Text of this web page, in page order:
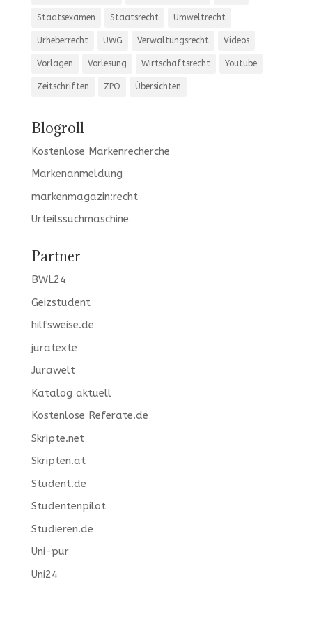
Staatsexamen Staatsrecht Umweltrecht
Urheberrecht UWG Verwaltungsrecht Videos
Vorlagen Vorlesung Wirtschaftsrecht Youtube
Zeitschriften ZPO Übersichten
Blogroll
Kostenlose Markenrecherche
Markenanmeldung
markenmagazin:recht
Urteilssuchmaschine
Partner
BWL24
Geizstudent
hilfsweise.de
juratexte
Jurawelt
Katalog aktuell
Kostenlose Referate.de
Skripte.net
Skripten.at
Student.de
Studentenpilot
Studieren.de
Uni-pur
Uni24